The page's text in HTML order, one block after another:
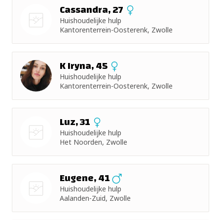
Cassandra, 27
Huishoudelijke hulp
Kantorenterrein-Oosterenk, Zwolle
K Iryna, 45
Huishoudelijke hulp
Kantorenterrein-Oosterenk, Zwolle
Luz, 31
Huishoudelijke hulp
Het Noorden, Zwolle
Eugene, 41
Huishoudelijke hulp
Aalanden-Zuid, Zwolle